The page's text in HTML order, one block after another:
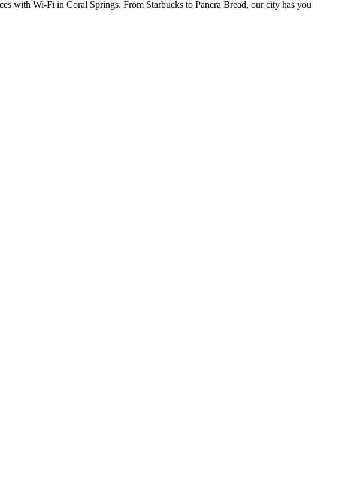
with Wi-Fi in Coral Springs. From Starbucks to Panera Bread, our city has you